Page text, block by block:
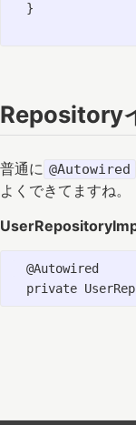
  }
Repository
普通に @Autowired
よくできてますね。
  @Autowired